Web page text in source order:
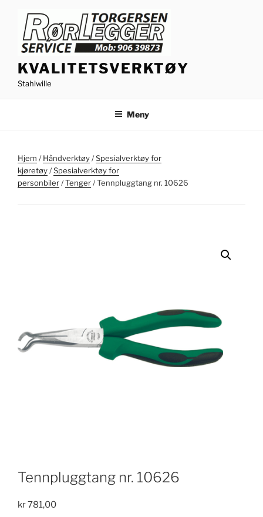
innhold
KVALITETSVERKTØY
Stahlwille
Meny
Hjem /Håndverktøy/Spesialverktøy for
kjøretøy/Spesialverktøy for
personbiler/Tenger/ Tennpluggtang nr. 10626
Tennpluggtang nr. 10626
kr781,00